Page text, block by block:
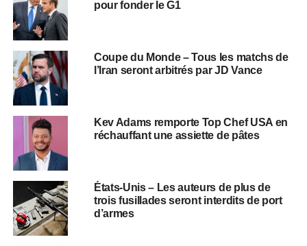
pour fonder le G1
Coupe du Monde – Tous les matchs de
l’Iran seront arbitrés par JD Vance
Kev Adams remporte Top Chef USA en
réchauffant une assiette de pâtes
États-Unis – Les auteurs de plus de
trois fusillades seront interdits de port
d’armes